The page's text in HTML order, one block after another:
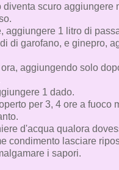
scuro aggiungere
aggiungere 1 litro di
di garofano, e ginepro,
aggiungendo solo
1 dado.
per 3, 4 ore a fuoco
d'acqua qualora
condimento lasciare
i sapori.